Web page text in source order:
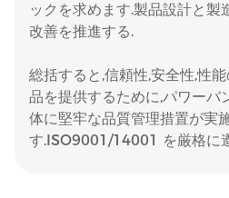
ックを求めます.製品設計と製
改善を推進する.
総括すると,信頼性,安全性,性
品を提供するために,パワーバ
体に堅牢な品質管理措置が実
す.ISO9001/14001 を厳格に